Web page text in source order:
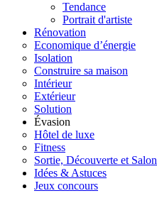
Tendance
Portrait d'artiste
Rénovation
Economique d’énergie
Isolation
Construire sa maison
Intérieur
Extérieur
Solution
Évasion
Hôtel de luxe
Fitness
Sortie, Découverte et Salon
Idées & Astuces
Jeux concours